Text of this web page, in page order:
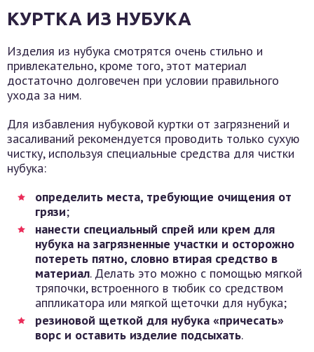
КУРТКА ИЗ НУБУКА
Изделия из нубука смотрятся очень стильно и
привлекательно, кроме того, этот материал
достаточно долговечен при условии правильного
ухода за ним.
Для избавления нубуковой куртки от загрязнений и
засаливаний рекомендуется проводить только сухую
чистку, используя специальные средства для чистки
нубука:
определить места, требующие очищения от
грязи;
нанести специальный спрей или крем для
нубука на загрязненные участки и осторожно
потереть пятно, словно втирая средство в
материал. Делать это можно с помощью мягкой
тряпочки, встроенного в тюбик со средством
аппликатора или мягкой щеточки для нубука;
резиновой щеткой для нубука «причесать»
ворс и оставить изделие подсыхать.